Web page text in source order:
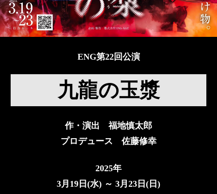
ENG第22回公演
九龍の玉漿
作・演出 福地慎太郎
プロデュース 佐藤修幸
2025年
3月19日(水) ～ 3月23日(日)